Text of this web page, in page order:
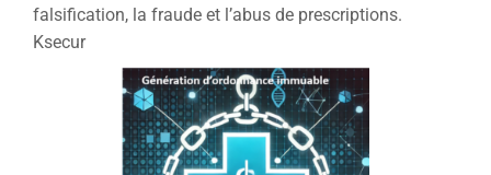
falsification, la fraude et l’abus de prescriptions.
Ksecur